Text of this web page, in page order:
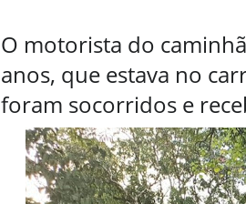
O motorista do
anos, que estava no
foram socorridos e